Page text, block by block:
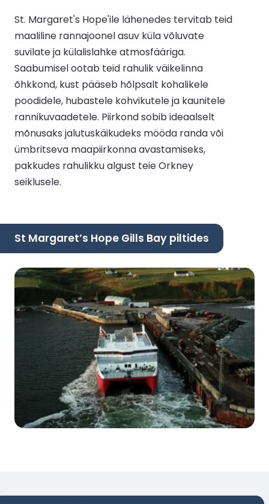
St. Margaret's Hope'ile lähenedes tervitab teid
maaliline rannajoonel asuv küla võluvate
suvilate ja külalislahke atmosfääriga.
Saabumisel ootab teid rahulik väikelinna
õhkkond, kust pääseb hõlpsalt kohalikele
poodidele, hubastele kohvikutele ja kaunitele
rannikuvaadetele. Piirkond sobib ideaalselt
mõnusaks jalutuskäikudeks mööda randa või
ümbritseva maapiirkonna avastamiseks,
pakkudes rahulikku algust teie Orkney
seiklusele.
St Margaret’s Hope Gills Bay piltides